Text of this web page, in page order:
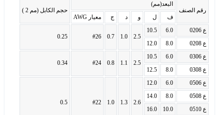
رقم الصنف
البعد(مم)
حجم الكابل (مم 2 )
ف
ل و د ج
معيار AWG
ع 0206
6.0
10.5
2.5
1.0
0.7
#26
0.25
ع 0208
8.0
12.0
ع 0306
6.0
10.5
2.5
1.1
0.8
#24
0.34
ع 0308
8.0
12.5
ع 0506
6.0
12.0
2.6
1.3
1.0
#22
0.5
ع 0508 8.0
14.0
ع 0510
10.0
16.0